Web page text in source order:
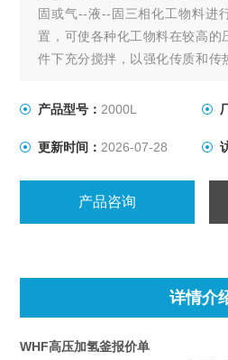
固或气--液--固三相化工物料进
置，可使各种化工物料在较高的
件下充分搅拌，以强化传质和传
行搅拌反应的选设备。
产品型号： 2000L
更新时间： 2026-07-28
产品咨询
详情介
WHF高压加氢釜报价单